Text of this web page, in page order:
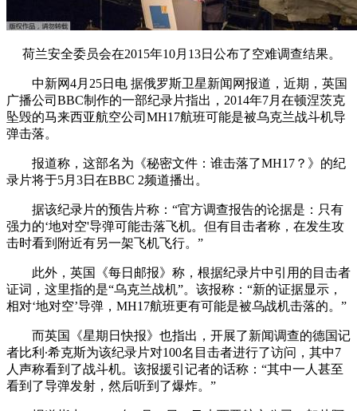
荷兰安全委员会在2015年10月13日公布了空难调查结果。
中新网4月25日电 据俄罗斯卫星新闻网报道，近期，英国
广播公司BBC制作的一部纪录片指出，2014年7月在顿涅茨克
坠毁的马来西亚航空公司MH17航班可能是被乌克兰战斗机导
弹击落。
报道称，这部名为《秘密文件：谁击落了MH17？》的纪
录片将于5月3日在BBC 2频道播出。
据该纪录片的预告片称：“官方调查报告的论据是：只有
强力的‘地对空'导弹可能击落飞机。但有目击者称，在发生攻
击时看到附近有另一架飞机飞行。”
此外，英国《每日邮报》称，根据纪录片中引用的目击者
证词，这里指的是“乌克兰战机”。该报称：“新的证据显示，
相对‘地对空’导弹，MH17航班更有可能是被乌战机击落的。”
而英国《星期日快报》也指出，开展了新闻调查的德国记
者比利∙希克斯为该纪录片对100名目击者进行了访问，其中7
人声称看到了战斗机。该报援引记者的话称：“其中一人甚至
看到了导弹发射，然后听到了爆炸。”